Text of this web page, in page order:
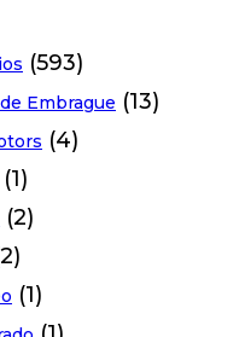
(593)
Embrague (13)
(4)
(1)
(2)
(1)